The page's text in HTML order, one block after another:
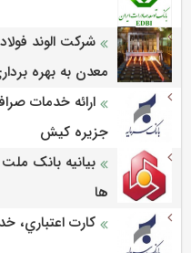
شرکت الوند
معدن به بهره
ارائه خدمات
جزيره كيش
بیانیه بانک ملت
ها
كارت اعتباري،